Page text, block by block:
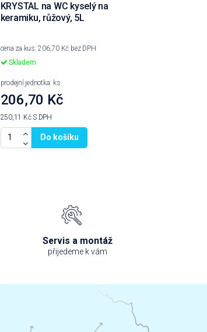
KRYSTAL na WC kyselý na
keramiku, růžový, 5L
cena za kus: 206,70 Kč bez DPH
Skladem
prodejní jednotka: ks
206,70 Kč
250,11 KčS DPH
Do košíku
Servis a montáž
přijedeme k vám